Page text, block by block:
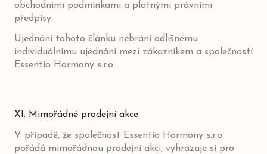
obchodními podmínkami a platnými právními
předpisy.
Ujednání tohoto článku nebrání odlišnému
individuálnímu ujednání mezi zákazníkem a společností
Essentio Harmony s.r.o.
XI. Mimořádné prodejní akce
V případě, že společnost Essentio Harmony s.r.o.
pořádá mimořádnou prodejní akci, vyhrazuje si pro